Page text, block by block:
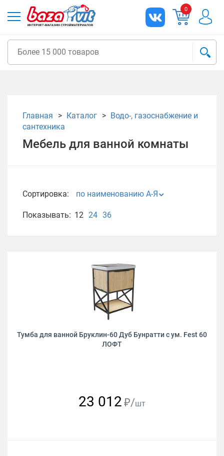
0
Главная Каталог
Водо-, газоснабжение и
сантехника
Мебель для ванной комнаты
Сортировка: по наименованию А-Я
Показывать: 12 24 36
Тумба для ванной Бруклин-60 Дуб Бунратти с ум. Fest 60
ЛОФТ
23 012 ₽/шт